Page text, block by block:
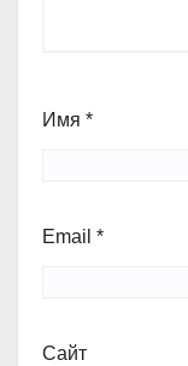
Имя *
Email *
Сайт